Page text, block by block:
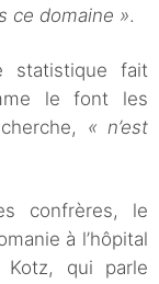
ce domaine ».
statistique fait
le font les
« n’est
confrères, le
à l’hôpital
Kotz, qui parle